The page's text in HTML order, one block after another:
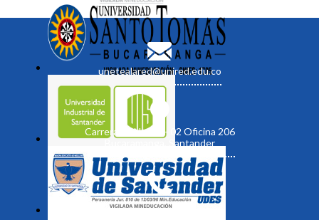
unetealared@unired.edu.co
Carrera 19 No. 35 - 02 Oficina 206
Bucaramanga, Santander